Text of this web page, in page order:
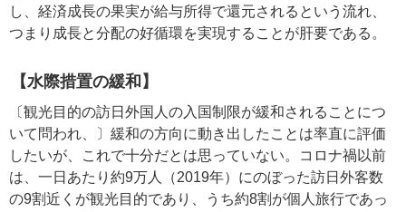
し、経済成長の果実が給与所得で還元されるという流れ、
つまり成長と分配の好循環を実現することが肝要である。
【水際措置の緩和】
〔観光目的の訪日外国人の入国制限が緩和されることにつ
いて問われ、〕緩和の方向に動き出したことは率直に評価
したいが、これで十分だとは思っていない。コロナ禍以前
は、一日あたり約9万人（2019年）にのぼった訪日外客数
の9割近くが観光目的であり、うち約8割が個人旅行であっ